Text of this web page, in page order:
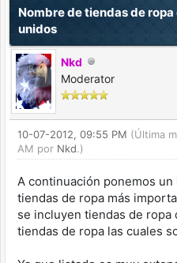
Nombre de tiendas de
unidos
Nkd
Moderator
10-07-2012, 09:55 PM (Última
AM por Nkd.)
A continuación ponemos
tiendas de ropa más
se incluyen tiendas de ropa
tiendas de ropa las cuales